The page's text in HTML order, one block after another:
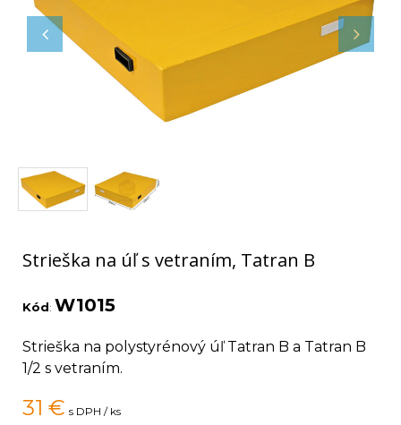
Strieška na úľ s vetraním, Tatran B
Kód: W1015
Strieška na polystyrénový úľ Tatran B a Tatran B
1/2 s vetraním.
31 € s DPH / ks